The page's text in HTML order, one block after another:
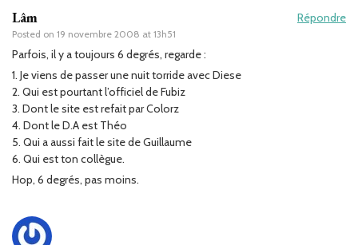
Lâm
Posted on 19 novembre 2008 at 13h51
Répondre
Parfois, il y a toujours 6 degrés, regarde :
1. Je viens de passer une nuit torride avec Diese
2. Qui est pourtant l’officiel de Fubiz
3. Dont le site est refait par Colorz
4. Dont le D.A est Théo
5. Qui a aussi fait le site de Guillaume
6. Qui est ton collègue.
Hop, 6 degrés, pas moins.